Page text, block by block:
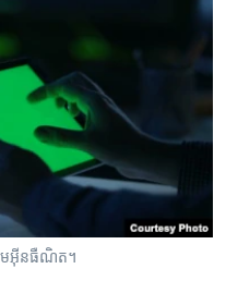
ាម​អ៊ីនធឺណិត។